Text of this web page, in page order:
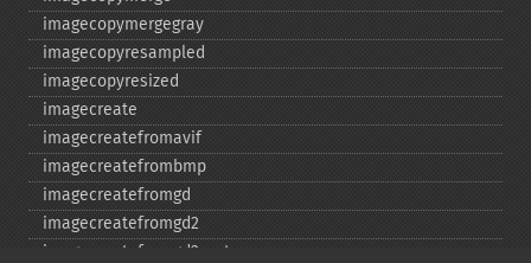
imagecopymergegray
imagecopyresampled
imagecopyresized
imagecreate
imagecreatefromavif
imagecreatefrombmp
imagecreatefromgd
imagecreatefromgd2
imagecreatefromgd2part